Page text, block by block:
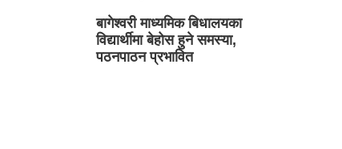
बागेश्वरी माध्यमिक बिधालयका
विद्यार्थीमा बेहोस हुने समस्या,
पठनपाठन प्रभावित